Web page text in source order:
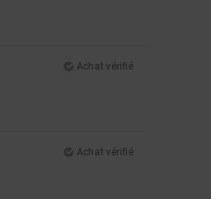
Achat vérifié
Achat vérifié